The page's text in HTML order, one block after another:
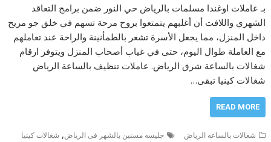
بـ عاملات اوغندا مسلمات بالرياض حي النور ضمن برامج التعاقد
الشهري واللافت أن أغلبهم يتمتعوا بروح مرحة تسهم في خلق جو مريح
داخل المنزل، مما يجعل الأسرة تشعر بالطمأنينة والراحة عند تعاملهم
مع العاملة طوال اليوم، حتى في غياب أصحاب المنزل ويتوفر ارقام
شغالات بالساعة شرق الرياض. عاملات تنظيف بالساعة الرياض
شغالات كينيا تبقى…
READ MORE
شغالات بالساعه الرياض جليسه مسنين بالشهر فى الرياض, شغالات كينيا